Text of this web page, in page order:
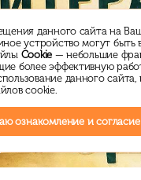
данного сайта на
устройство могут быть
Cookie — небольшие
более эффективную
данного сайта,
cookie.
ознакомление и согласие